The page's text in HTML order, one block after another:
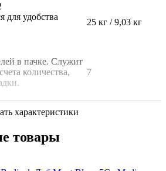
для удобства
25 кг / 9,03 кг
в пачке. Служит
количества,
7
характеристики
товары